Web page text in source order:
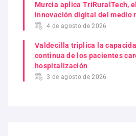
Murcia aplica TriRuralTech,
innovación digital del medio
4 de agosto de 2026
Valdecilla triplica la
continua de los pacientes
hospitalización
3 de agosto de 2026